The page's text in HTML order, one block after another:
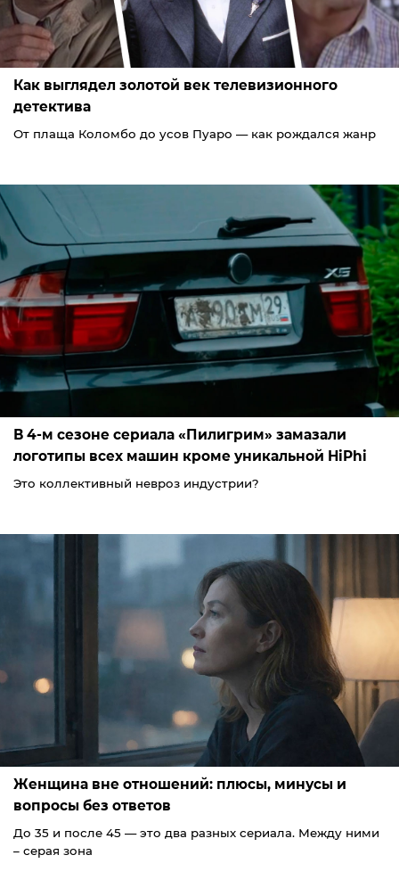
Как выглядел золотой век телевизионного
детектива
От плаща Коломбо до усов Пуаро — как рождался жанр
В 4-м сезоне сериала «Пилигрим» замазали
логотипы всех машин кроме уникальной HiPhi
Это коллективный невроз индустрии?
Женщина вне отношений: плюсы, минусы и
вопросы без ответов
До 35 и после 45 — это два разных сериала. Между ними
– серая зона